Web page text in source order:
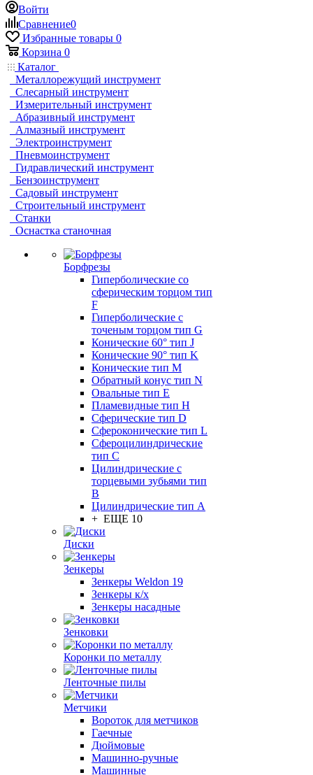
Войти
Сравнение0
Избранные товары 0
Корзина 0
Каталог
Металлорежущий инструмент
Слесарный инструмент
Измерительный инструмент
Абразивный инструмент
Алмазный инструмент
Электроинструмент
Пневмоинструмент
Гидравлический инструмент
Бензоинструмент
Садовый инструмент
Строительный инструмент
Станки
Оснастка станочная
Борфрезы
Гиперболические cо
сферическим торцом тип
F
Гиперболические с
точеным торцом тип G
Конические 60° тип J
Конические 90° тип K
Конические тип M
Обратный конус тип N
Овальные тип E
Пламевидные тип H
Сферические тип D
Сфероконические тип L
Сфероцилиндрические
тип C
Цилиндрические с
торцевыми зубьями тип
B
Цилиндрические тип А
+ ЕЩЕ 10
Диски
Зенкеры
Зенкеры Weldon 19
Зенкеры к/х
Зенкеры насадные
Зенковки
Коронки по металлу
Ленточные пилы
Метчики
Вороток для метчиков
Гаечные
Дюймовые
Машинно-ручные
Машинные